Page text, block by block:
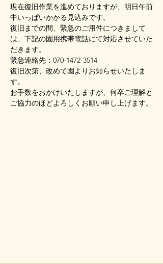
現在復旧作業を進めておりますが、明日午前
中いっぱいかかる見込みです。
復旧までの間、緊急のご用件につきまして
は、下記の園用携帯電話にて対応させていた
だきます。
緊急連絡先：070-1472-3514
復旧次第、改めて園よりお知らせいたしま
す。
お手数をおかけいたしますが、何卒ご理解と
ご協力のほどよろしくお願い申し上げます。